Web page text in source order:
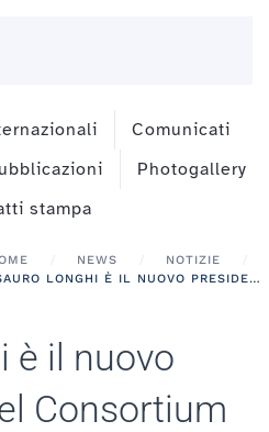
Comunicati
Photogallery
stampa
NEWS
NOTIZIE
SAURO LONGHI È IL NUOVO PRESIDENTE DEL CONSORTIUM GARR
è il nuovo
Consortium